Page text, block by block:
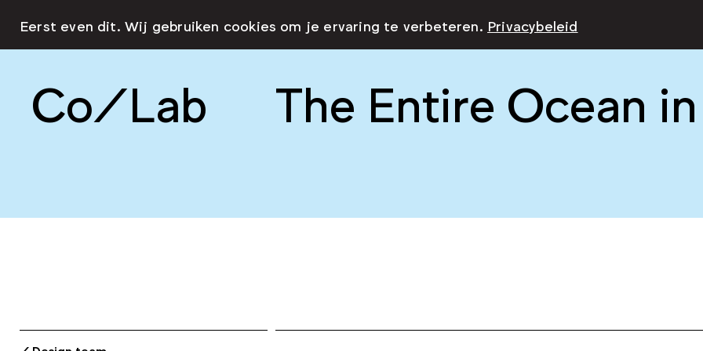
Co/Lab The Entire Ocean
Eerst even dit. Wij gebruiken cookies om je ervaring te verbeteren. Privacybeleid